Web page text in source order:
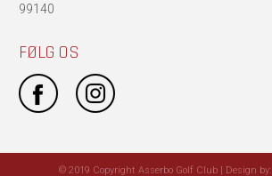
99140
FØLG OS
© 2019 Copyright Asserbo Golf Club | Design by: